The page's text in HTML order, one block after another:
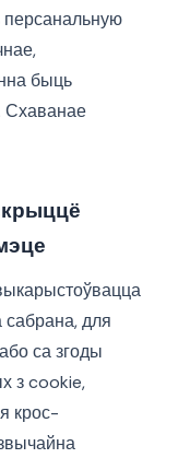
персанальную
быць
Схаванае
сабрана, для
са згоды
з cookie,
крос-